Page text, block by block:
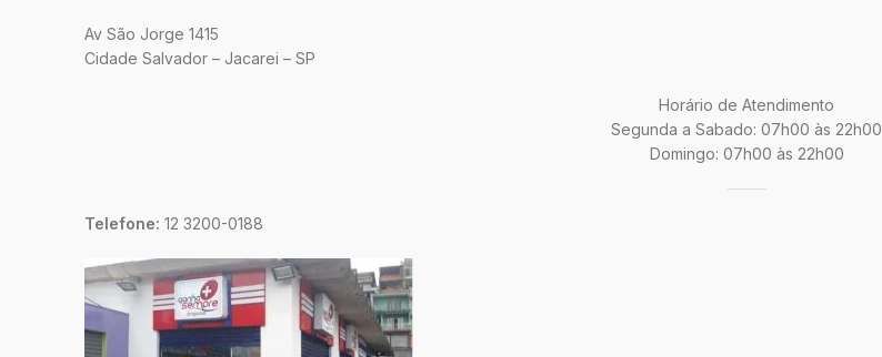
Av São Jorge 1415
Cidade Salvador – Jacarei – SP
Horário de Atendimento
Segunda a Sabado: 07h00 às 22h00
Domingo: 07h00 às 22h00
Telefone: 12 3200-0188